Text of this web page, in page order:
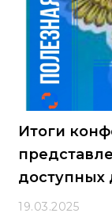
Итоги
доступных
19.03.2025